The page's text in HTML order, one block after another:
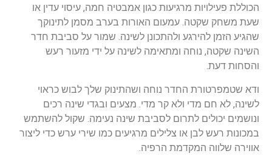
הכוללת פעילויות מרגיעות כגון אמבטיה חמה, עיסוי עדין או
שעת משחק שקטה. עמעום האורות בערב מסמן לתינוקך
שהגיע הזמן להירגע ולהתכונן לשינה. שמור על סביבת חדר
השינה שקטה, נוחה ומתאימה לשינה על ידי מזעור רעש
והסחות דעת.
ודא שטמפרטורת החדר נוחה ושהתינוק שלך לבוש כראוי
לשינה, לא חם מדי ולא קר מדי. מצעים ובגדי שינה רכים
ונושמים יכולים לתרום לסביבת שינה נעימה. שקול להשתמש
במכונות רעש לבן או צלילים מרגיעים כמו שירי ערש כדי ליצור
אווירה שלווה המקדמת הרפיה.